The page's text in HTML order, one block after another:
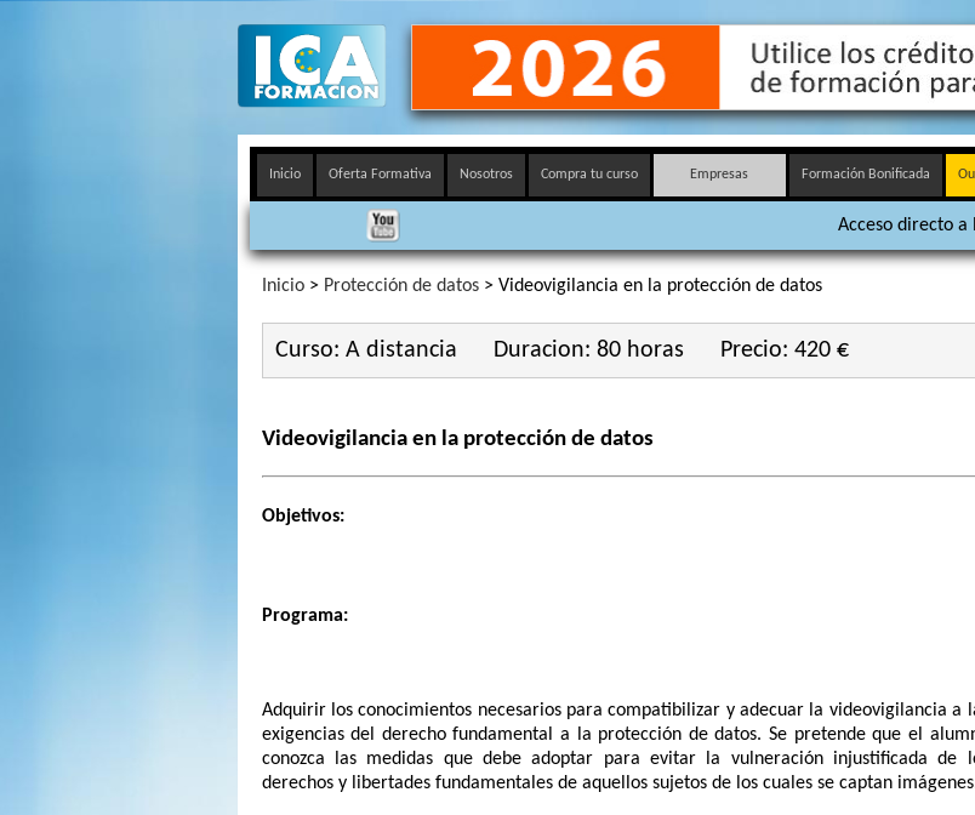
Inicio Oferta Formativa Nosotros Compra tu curso Empresas Formación Bonificada
Acceso directo a
Inicio> Protección de datos> Videovigilancia en la protección de datos
Curso: A distancia Duracion: 80 horas Precio: 420 €
Videovigilancia en la protección de datos
Objetivos:
Programa:
Adquirir los conocimientos necesarios para compatibilizar y adecuar la videovigilancia a
exigencias del derecho fundamental a la protección de datos. Se pretende que el
conozca las medidas que debe adoptar para evitar la vulneración injustificada de
derechos y libertades fundamentales de aquellos sujetos de los cuales se captan